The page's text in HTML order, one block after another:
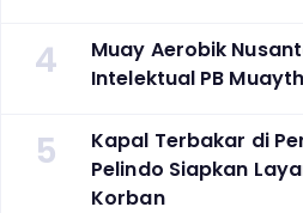
4
Muay Aerobik
Intelektual PB
5
Kapal Terbakar di
Pelindo Siapkan
Korban